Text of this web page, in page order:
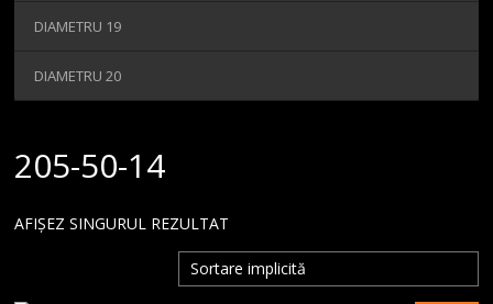
CONTACT
DIAMETRU 19
DIAMETRU 20
205-50-14
AFIȘEZ SINGURUL REZULTAT